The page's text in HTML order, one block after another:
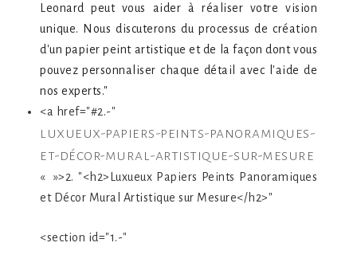
Leonard peut vous aider à réaliser votre vision
unique. Nous discuterons du processus de création
d'un papier peint artistique et de la façon dont vous
pouvez personnaliser chaque détail avec l'aide de
nos experts."
<a href="#2.-"
luxueux-papiers-peints-panoramiques-
et-décor-mural-artistique-sur-mesure
« »>2. "<h2>Luxueux Papiers Peints Panoramiques
et Décor Mural Artistique sur Mesure</h2>"
<section id="1.-"